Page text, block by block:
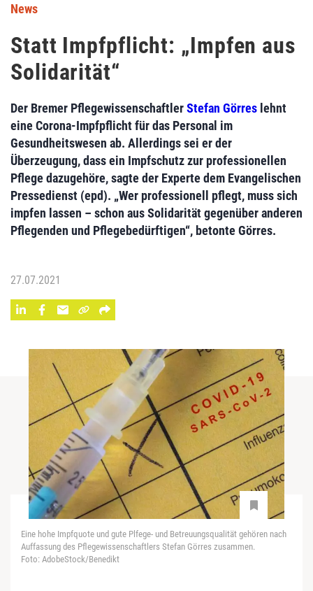
News
Statt Impfpflicht: „Impfen aus
Solidarität“
Der Bremer PflegewissenschaftlerStefan Görres lehnt
eine Corona-Impfpflicht für das Personal im
Gesundheitswesen ab. Allerdings sei er der
Überzeugung, dass ein Impfschutz zur professionellen
Pflege dazugehöre, sagte der Experte dem Evangelischen
Pressedienst (epd). „Wer professionell pflegt, muss sich
impfen lassen – schon aus Solidarität gegenüber anderen
Pflegenden und Pflegebedürftigen“, betonte Görres.
27.07.2021
Eine hohe Impfquote und gute Plfege- und Betreuungsqualität gehören nach
Auffassung des Pflegewissenschaftlers Stefan Görres zusammen.
Foto: AdobeStock/Benedikt